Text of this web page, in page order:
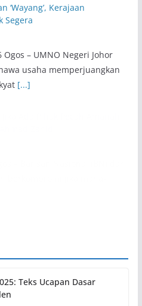
‘Wayang’, Kerajaan
Segera
Ogos – UMNO Negeri Johor
usaha memperjuangkan
[...]
Teks Ucapan Dasar